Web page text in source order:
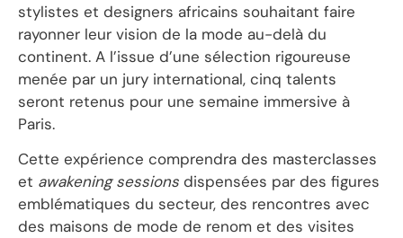
stylistes et designers africains souhaitant faire
rayonner leur vision de la mode au-delà du
continent. A l’issue d’une sélection rigoureuse
menée par un jury international, cinq talents
seront retenus pour une semaine immersive à
Paris.
Cette expérience comprendra des masterclasses
et awakening sessions dispensées par des figures
emblématiques du secteur, des rencontres avec
des maisons de mode de renom et des visites